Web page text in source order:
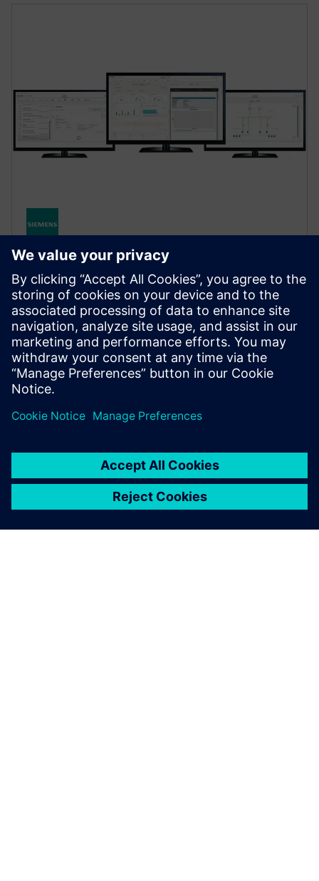
SENTRON Powermanager
SENTRON Powermanager software is your
comprehensive energy management system (EMS)
with advanced functions for industrial, building and
infrastructure applications.